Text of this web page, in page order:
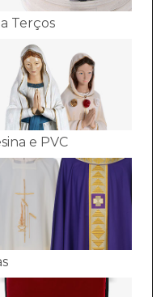
Terços
e PVC